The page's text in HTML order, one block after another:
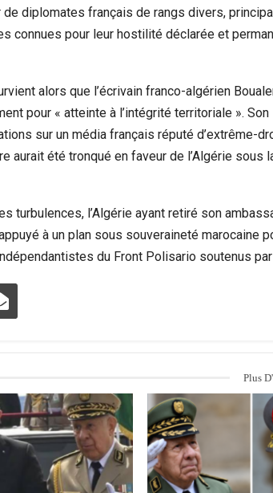
diplomates français de rangs divers,
connues pour leur hostilité déclarée et
alors que l’écrivain franco-algérien
pour « atteinte à l’intégrité territoriale ».
sur un média français réputé d’extrême-
aurait été tronqué en faveur de l’Algérie sous
turbulences, l’Algérie ayant retiré son
à un plan sous souveraineté marocaine
du Front Polisario soutenus par
Plus